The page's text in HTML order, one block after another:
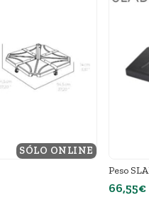
SÓLO ONLINE
Peso
66,55€